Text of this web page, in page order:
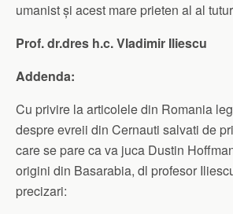
umanist și acest mare prieten al al
Prof. dr.dres h.c. Vladimir Iliescu
Addenda:
Cu privire la articolele din Romania
despre evreii din Cernauti salvati de
care se pare ca va juca Dustin
origini din Basarabia, dl profesor
precizari: